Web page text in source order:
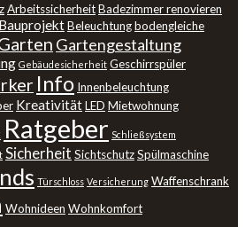
ArbeitssicherheitBadezimmer renovieren
BauprojektBeleuchtungbodengleiche
Gartengestaltung
Gebäudesicherheit Geschirrspüler
Info Innenbeleuchtung
KreativitätLED Mietwohnung
Ratgeber Schließsystem
Sicherheit SichtschutzSpülmaschine
Türschloss Versicherung Waffenschrank
Wohnideen Wohnkomfort